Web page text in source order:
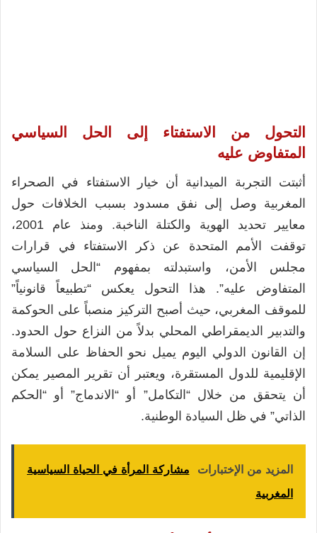
التحول من الاستفتاء إلى الحل السياسي
المتفاوض عليه
أثبتت التجربة الميدانية أن خيار الاستفتاء في الصحراء
المغربية وصل إلى نفق مسدود بسبب الخلافات حول
معايير تحديد الهوية والكتلة الناخبة. ومنذ عام 2001،
توقفت الأمم المتحدة عن ذكر الاستفتاء في قرارات
مجلس الأمن، واستبدلته بمفهوم “الحل السياسي
المتفاوض عليه”. هذا التحول يعكس “تطبيعاً قانونياً”
للموقف المغربي، حيث أصبح التركيز منصباً على الحوكمة
والتدبير الديمقراطي المحلي بدلاً من النزاع حول الحدود.
إن القانون الدولي اليوم يميل نحو الحفاظ على السلامة
الإقليمية للدول المستقرة، ويعتبر أن تقرير المصير يمكن
أن يتحقق من خلال “التكامل” أو “الاندماج” أو “الحكم
الذاتي” في ظل السيادة الوطنية.
المزيد من الإختبارات
مشاركة المرأة في الحياة السياسية
المغربية